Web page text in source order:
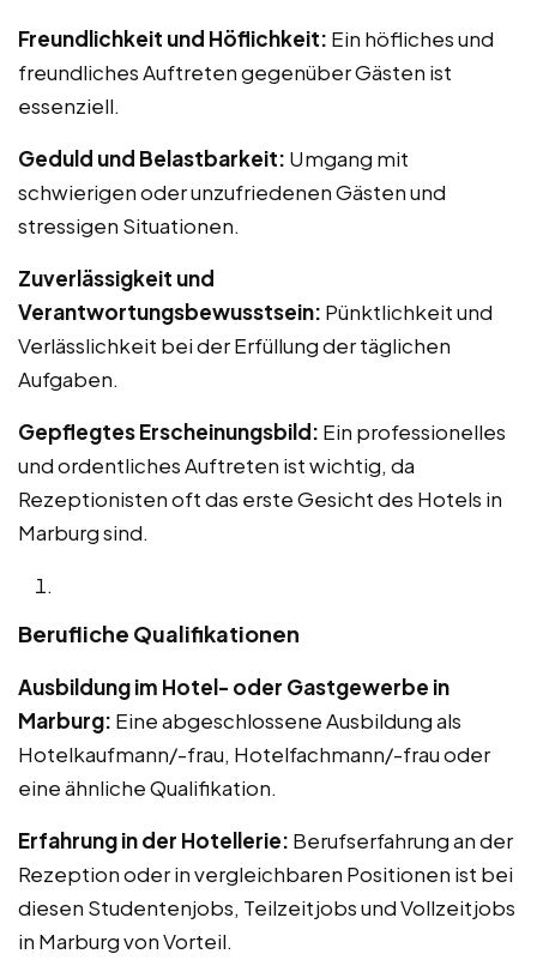
Freundlichkeit und Höflichkeit: Ein höfliches und
freundliches Auftreten gegenüber Gästen ist
essenziell.
Geduld und Belastbarkeit: Umgang mit
schwierigen oder unzufriedenen Gästen und
stressigen Situationen.
Zuverlässigkeit und
Verantwortungsbewusstsein: Pünktlichkeit und
Verlässlichkeit bei der Erfüllung der täglichen
Aufgaben.
Gepflegtes Erscheinungsbild: Ein professionelles
und ordentliches Auftreten ist wichtig, da
Rezeptionisten oft das erste Gesicht des Hotels in
Marburg sind.
Berufliche Qualifikationen
Ausbildung im Hotel- oder Gastgewerbe in
Marburg: Eine abgeschlossene Ausbildung als
Hotelkaufmann/-frau, Hotelfachmann/-frau oder
eine ähnliche Qualifikation.
Erfahrung in der Hotellerie: Berufserfahrung an der
Rezeption oder in vergleichbaren Positionen ist bei
diesen Studentenjobs, Teilzeitjobs und Vollzeitjobs
in Marburg von Vorteil.